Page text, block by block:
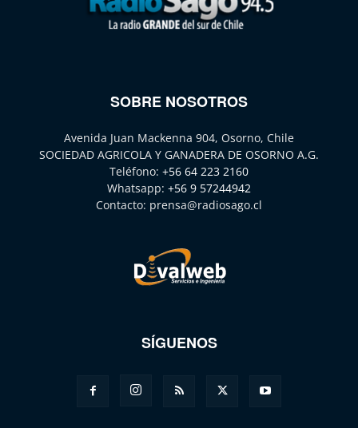
SOBRE NOSOTROS
Avenida Juan Mackenna 904, Osorno, Chile
SOCIEDAD AGRICOLA Y GANADERA DE OSORNO A.G.
Teléfono: +56 64 223 2160
Whatsapp: +56 9 57244942
Contacto: prensa@radiosago.cl
SÍGUENOS